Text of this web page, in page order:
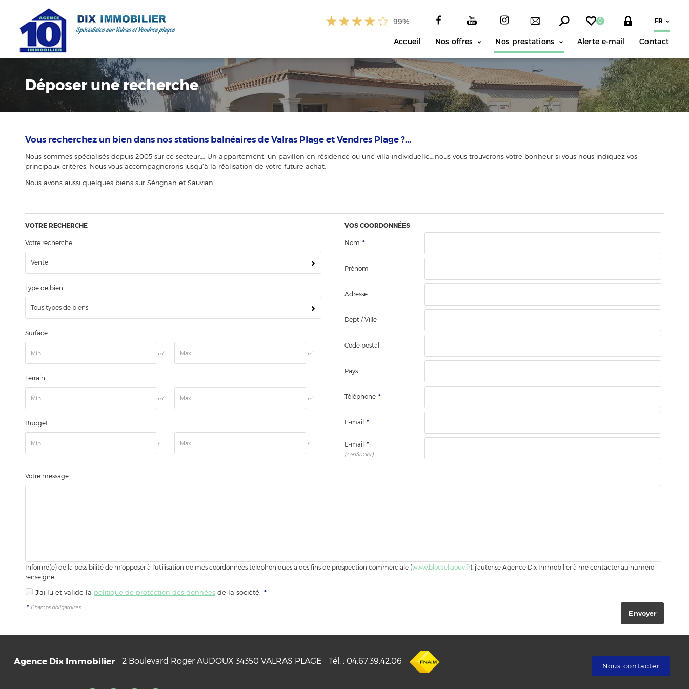
99% 0
Accueil Nos offres Nos prestations Alerte e-mail Contact
Déposer une recherche
Vous recherchez un bien dans nos stations balnéaires de Valras Plage et Vendres Plage ?...
Nous sommes spécialisés depuis 2005 sur ce secteur…. Un appartement, un pavillon en résidence ou une villa individuelle….nous vous trouverons votre bonheur si vous nous indiquez vos
principaux critères. Nous vous accompagnerons jusqu’à la réalisation de votre future achat.
Nous avons aussi quelques biens sur Sérignan et Sauvian.
VOTRE RECHERCHE
Votre recherche
Vente
Type de bien
Tous types de biens
Surface
m2 m2
Terrain
m2 m2
Budget
€ €
VOS COORDONNÉES
Nom *
Prénom
Adresse
Dept / Ville
Code postal
Pays
Téléphone *
E-mail *
E-mail *
(confirmer)
Votre message
Informé(e) de la possibilité de m'opposer à l'utilisation de mes coordonnées téléphoniques à des fins de prospection commerciale (www.bloctel.gouv.fr), j'autorise Agence Dix Immobilier à me contacter au numéro
renseigné.
J'ai lu et valide la politique de protection des données de la société. *
* Champs obligatoires
Agence Dix Immobilier 2 Boulevard Roger AUDOUX 34350 VALRAS PLAGE Tél. : 04.67.39.42.06 Nous contacter